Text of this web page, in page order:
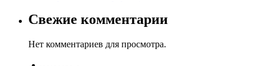
Свежие комментарии
Нет комментариев для просмотра.